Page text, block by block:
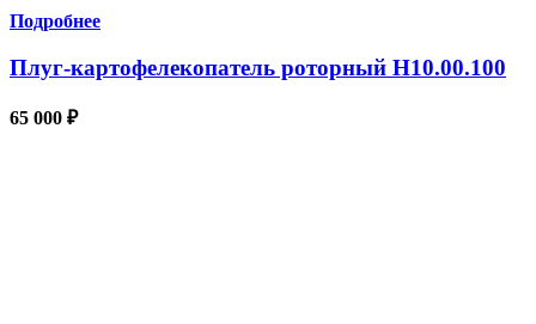
Подробнее
Плуг-картофелекопатель роторный Н10.00.100
65 000 ₽